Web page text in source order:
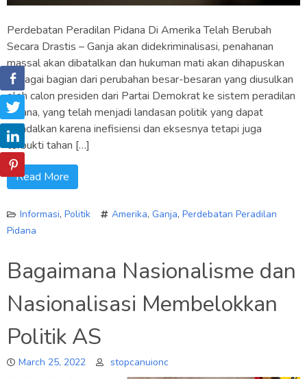
Perdebatan Peradilan Pidana Di Amerika Telah Berubah
Secara Drastis – Ganja akan didekriminalisasi, penahanan
massal akan dibatalkan dan hukuman mati akan dihapuskan
sebagai bagian dari perubahan besar-besaran yang diusulkan
oleh calon presiden dari Partai Demokrat ke sistem peradilan
pidana, yang telah menjadi landasan politik yang dapat
diandalkan karena inefisiensi dan eksesnya tetapi juga
terbukti tahan […]
Read More
Informasi, Politik Amerika, Ganja, Perdebatan Peradilan
Pidana
Bagaimana Nasionalisme dan
Nasionalisasi Membelokkan
Politik AS
March 25, 2022 stopcanuionc